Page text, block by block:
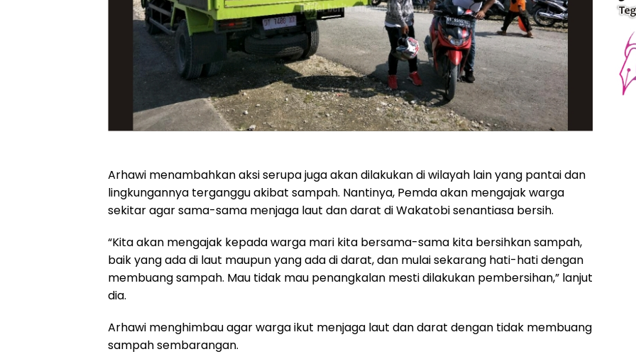
Arhawi menambahkan aksi serupa juga akan dilakukan di wilayah lain yang pantai dan
lingkungannya terganggu akibat sampah. Nantinya, Pemda akan mengajak warga
sekitar agar sama-sama menjaga laut dan darat di Wakatobi senantiasa bersih.
“Kita akan mengajak kepada warga mari kita bersama-sama kita bersihkan sampah,
baik yang ada di laut maupun yang ada di darat, dan mulai sekarang hati-hati dengan
membuang sampah. Mau tidak mau penangkalan mesti dilakukan pembersihan,” lanjut
dia.
Arhawi menghimbau agar warga ikut menjaga laut dan darat dengan tidak membuang
sampah sembarangan.